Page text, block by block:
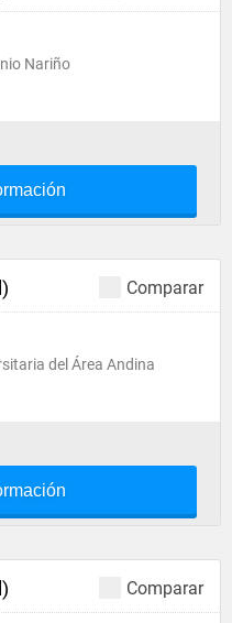
Nariño
Comparar
del Área Andina
Comparar